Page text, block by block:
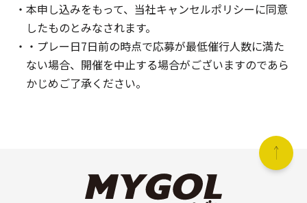
本申し込みをもって、当社キャンセルポリシーに同意
したものとみなされます。
・プレー日7日前の時点で応募が最低催行人数に満た
ない場合、開催を中止する場合がございますのであら
かじめご了承ください。